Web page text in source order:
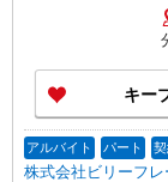
キー
アルバイト パート
株式会社ビリーフレ